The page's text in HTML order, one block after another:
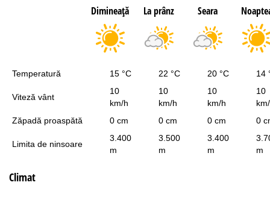
Dimineaţă La prânz Seara
Temperatură 15 °C 22 °C 20 °C 14
Viteză vânt
10
km/h
10
km/h
10
km/h
10
Zăpadă proaspătă
0 cm 0 cm 0 cm 0
Limita de ninsoare
3.400
m
3.500
m
3.400
m
m
Climat